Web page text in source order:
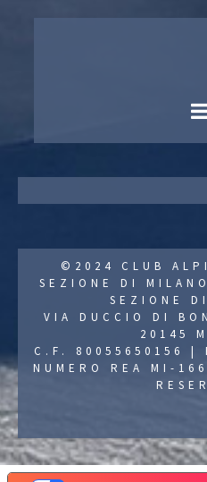
©2024 CLUB
SEZIONE DI
SEZIONE
VIA DUCCIO DI
20145
C.F. 80055650156 |
NUMERO REA MI-